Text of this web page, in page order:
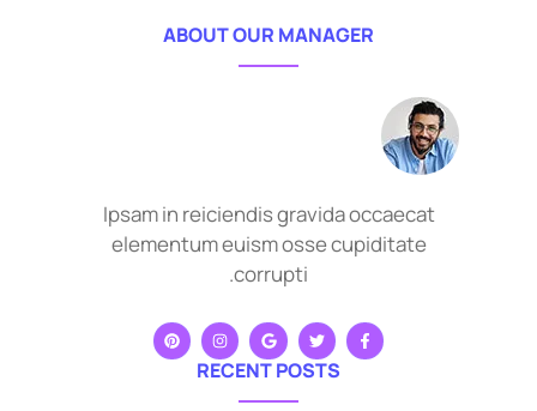
ABOUT OUR MANAGER
Ipsam in reiciendis gravida occaecat
elementum euism osse cupiditate
corrupti.
RECENT POSTS